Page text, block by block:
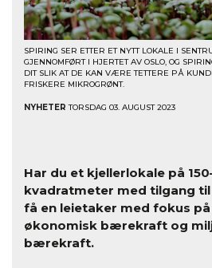
SPIRING SER ETTER ET NYTT LOKALE I
GJENNOMFØRT I HJERTET AV OSLO, OG
DIT SLIK AT DE KAN VÆRE TETTERE PÅ
FRISKERE MIKROGRØNT.
NYHETER TORSDAG 03. AUGUST 2023
Har du et kjellerlokale på
kvadratmeter med tilgang til
få en leietaker med fokus
økonomisk bærekraft og
bærekraft.